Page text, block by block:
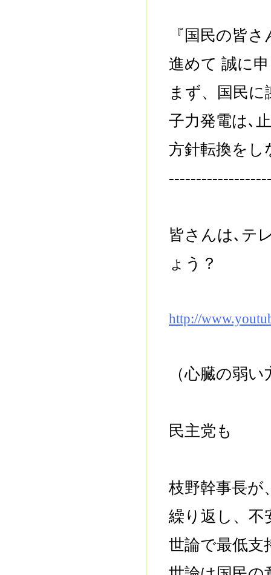
『国民の皆
進めて 誠に
まず、国民
子力発電は､
方針転換をし
皆さんは､テ
ょう？
http://
（心臓の弱
民主党も
枝野幹事長が
繰り返し、不
世論で最低支